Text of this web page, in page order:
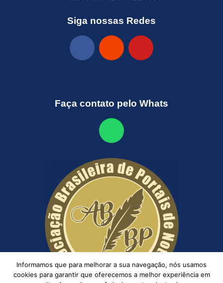
Siga nossas Redes
Faça contato pelo Whats
Informamos que para melhorar a sua navegação, nós usamos
cookies para garantir que oferecemos a melhor experiência em